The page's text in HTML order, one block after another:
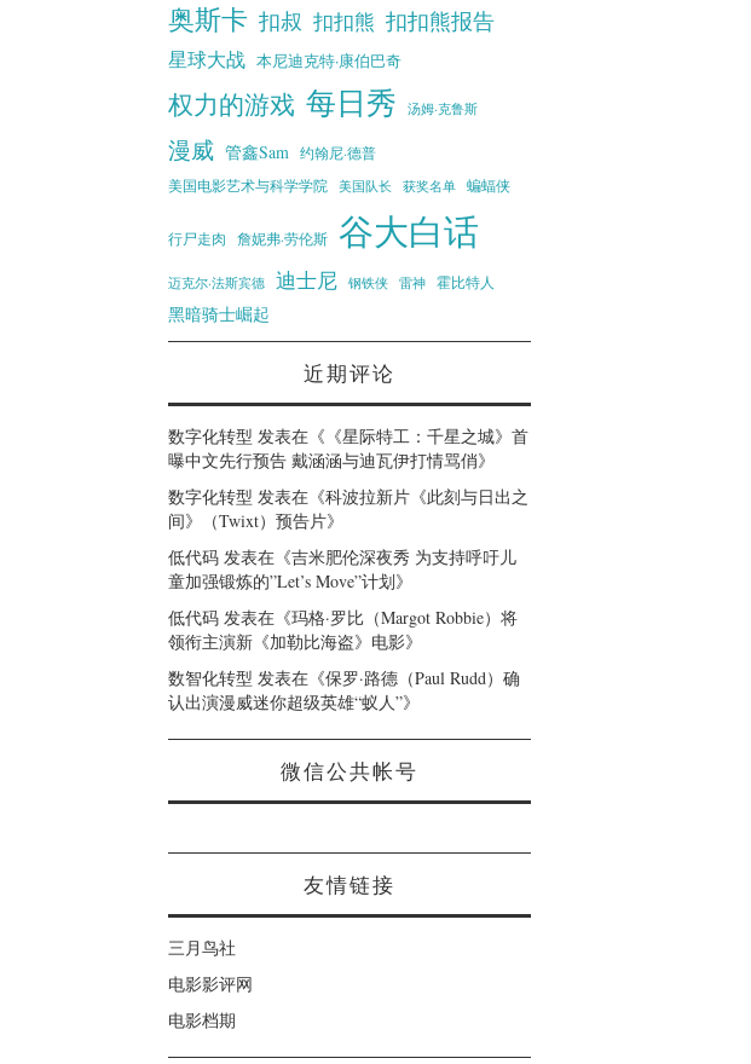
奥斯卡 扣叔 扣扣熊 扣扣熊报告
星球大战 本尼迪克特·康伯巴奇
权力的游戏 每日秀 汤姆·克鲁斯
漫威 管鑫Sam 约翰尼·德普
美国电影艺术与科学学院 美国队长 获奖名单 蝙蝠侠
行尸走肉 詹妮弗·劳伦斯 谷大白话
迈克尔·法斯宾德 迪士尼 钢铁侠 雷神 霍比特人
黑暗骑士崛起
近期评论
数字化转型 发表在《 《星际特工：千星之城》首
曝中文先行预告 戴涵涵与迪瓦伊打情骂俏》
数字化转型 发表在《科波拉新片《此刻与日出之
间》（Twixt）预告片》
低代码 发表在《吉米肥伦深夜秀 为支持呼吁儿
童加强锻炼的”Let’s Move”计划》
低代码 发表在《玛格·罗比（Margot Robbie）将
领衔主演新《加勒比海盗》电影》
数智化转型 发表在《保罗·路德（Paul Rudd）确
认出演漫威迷你超级英雄“蚁人”》
微信公共帐号
友情链接
三月鸟社
电影影评网
电影档期